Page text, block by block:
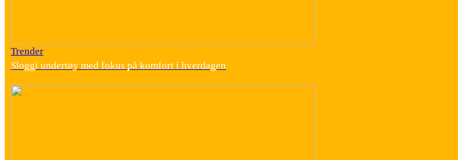
Trender
Sloggi undertøy med fokus på komfort i hverdagen